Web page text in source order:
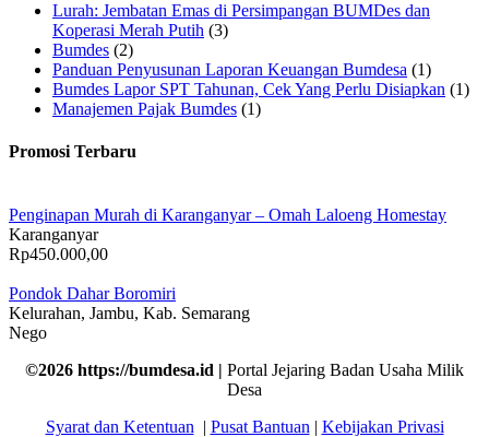
Lurah: Jembatan Emas di Persimpangan BUMDes dan
Koperasi Merah Putih (3)
Bumdes (2)
Panduan Penyusunan Laporan Keuangan Bumdesa (1)
Bumdes Lapor SPT Tahunan, Cek Yang Perlu Disiapkan (1)
Manajemen Pajak Bumdes (1)
Promosi Terbaru
Penginapan Murah di Karanganyar – Omah Laloeng Homestay
Karanganyar
Rp450.000,00
Pondok Dahar Boromiri
Kelurahan, Jambu, Kab. Semarang
Nego
©2026 https://bumdesa.id | Portal Jejaring Badan Usaha Milik
Desa
Syarat dan Ketentuan | Pusat Bantuan | Kebijakan Privasi